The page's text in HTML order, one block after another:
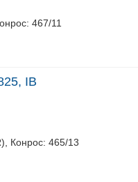
467/11
IB
Конрос: 465/13